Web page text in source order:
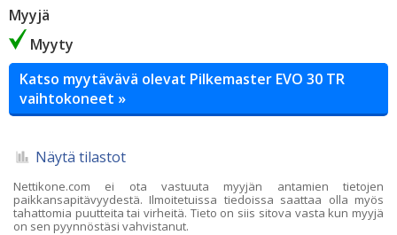
Myyjä
Myyty
Katso myytävävä olevat Pilkemaster EVO 30 TR
vaihtokoneet »
Näytä tilastot
Nettikone.com ei ota vastuuta myyjän antamien tietojen
paikkansapitävyydestä. Ilmoitetuissa tiedoissa saattaa olla myös
tahattomia puutteita tai virheitä. Tieto on siis sitova vasta kun myyjä
on sen pyynnöstäsi vahvistanut.